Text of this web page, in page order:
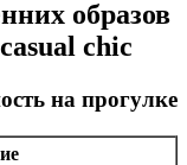
образов
chic
на прогулке